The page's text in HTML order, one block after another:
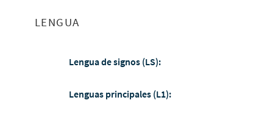
LENGUA
Lengua de signos (LS):
Lenguas principales (L1):